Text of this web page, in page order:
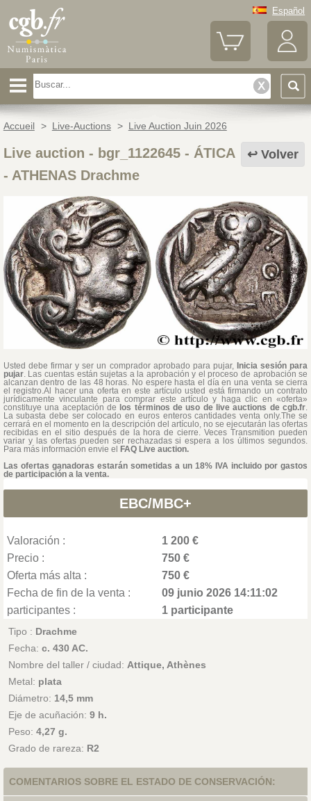
Español
Accueil > Live-Auctions > Live Auction Juin 2026
Volver
Live auction - bgr_1122645- ÁTICA
- ATHENAS Drachme
Usted debe firmar y ser un comprador aprobado para pujar, Inicia sesión para
pujar. Las cuentas están sujetas a la aprobación y el proceso de aprobación se
alcanzan dentro de las 48 horas. No espere hasta el día en una venta se cierra
el registro.Al hacer una oferta en este artículo usted está firmando un contrato
jurídicamente vinculante para comprar este artículo y haga clic en «oferta»
constituye una aceptación de los términos de uso de live auctions de cgb.fr.
La subasta debe ser colocado en euros enteros cantidades venta only.The se
cerrará en el momento en la descripción del artículo, no se ejecutarán las ofertas
recibidas en el sitio después de la hora de cierre. Veces Transmition pueden
variar y las ofertas pueden ser rechazadas si espera a los últimos segundos.
Para más información envie el
FAQ Live auction.
Las ofertas ganadoras estarán sometidas a un 18% IVA incluido por gastos
de participación a la venta.
EBC/MBC+
Valoración :
1 200 €
Precio :
750 €
Oferta más alta :
750 €
Fecha de fin de la venta :
09 junio 2026 14:11:02
participantes :
1 participante
Tipo : Drachme
Fecha: c. 430 AC.
Nombre del taller / ciudad: Attique, Athènes
Metal: plata
Diámetro: 14,5 mm
Eje de acuñación: 9 h.
Peso: 4,27 g.
Grado de rareza: R2
COMENTARIOS SOBRE EL ESTADO DE CONSERVACIÓN: